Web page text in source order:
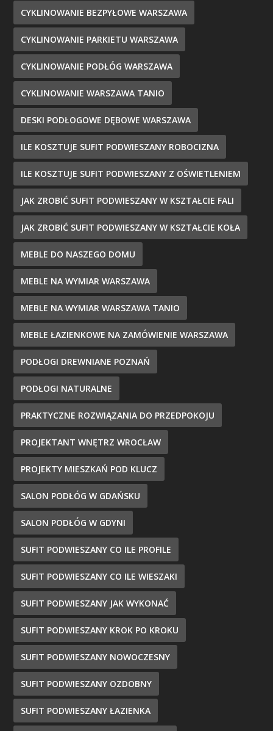
CYKLINOWANIE BEZPYŁOWE WARSZAWA
CYKLINOWANIE PARKIETU WARSZAWA
CYKLINOWANIE PODŁÓG WARSZAWA
CYKLINOWANIE WARSZAWA TANIO
DESKI PODŁOGOWE DĘBOWE WARSZAWA
ILE KOSZTUJE SUFIT PODWIESZANY ROBOCIZNA
ILE KOSZTUJE SUFIT PODWIESZANY Z OŚWIETLENIEM
JAK ZROBIĆ SUFIT PODWIESZANY W KSZTAŁCIE FALI
JAK ZROBIĆ SUFIT PODWIESZANY W KSZTAŁCIE KOŁA
MEBLE DO NASZEGO DOMU
MEBLE NA WYMIAR WARSZAWA
MEBLE NA WYMIAR WARSZAWA TANIO
MEBLE ŁAZIENKOWE NA ZAMÓWIENIE WARSZAWA
PODŁOGI DREWNIANE POZNAŃ
PODŁOGI NATURALNE
PRAKTYCZNE ROZWIĄZANIA DO PRZEDPOKOJU
PROJEKTANT WNĘTRZ WROCŁAW
PROJEKTY MIESZKAŃ POD KLUCZ
SALON PODŁÓG W GDAŃSKU
SALON PODŁÓG W GDYNI
SUFIT PODWIESZANY CO ILE PROFILE
SUFIT PODWIESZANY CO ILE WIESZAKI
SUFIT PODWIESZANY JAK WYKONAĆ
SUFIT PODWIESZANY KROK PO KROKU
SUFIT PODWIESZANY NOWOCZESNY
SUFIT PODWIESZANY OZDOBNY
SUFIT PODWIESZANY ŁAZIENKA